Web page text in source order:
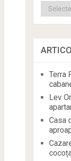
Categorii
Terra
Lev
Casa